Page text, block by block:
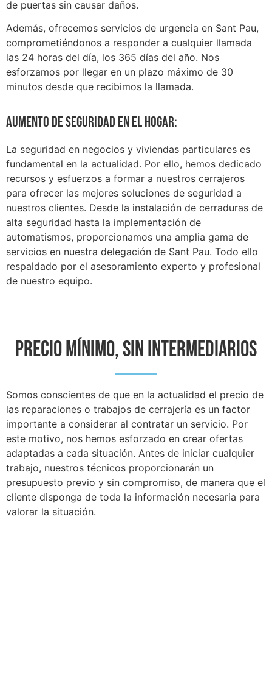
de puertas sin causar daños.
Además, ofrecemos servicios de urgencia en Sant Pau,
comprometiéndonos a responder a cualquier llamada
las 24 horas del día, los 365 días del año. Nos
esforzamos por llegar en un plazo máximo de 30
minutos desde que recibimos la llamada.
Aumento de seguridad en el hogar:
La seguridad en negocios y viviendas particulares es
fundamental en la actualidad. Por ello, hemos dedicado
recursos y esfuerzos a formar a nuestros cerrajeros
para ofrecer las mejores soluciones de seguridad a
nuestros clientes. Desde la instalación de cerraduras de
alta seguridad hasta la implementación de
automatismos, proporcionamos una amplia gama de
servicios en nuestra delegación de Sant Pau. Todo ello
respaldado por el asesoramiento experto y profesional
de nuestro equipo.
PRECIO MÍNIMO, SIN INTERMEDIARIOS
Somos conscientes de que en la actualidad el precio de
las reparaciones o trabajos de cerrajería es un factor
importante a considerar al contratar un servicio. Por
este motivo, nos hemos esforzado en crear ofertas
adaptadas a cada situación. Antes de iniciar cualquier
trabajo, nuestros técnicos proporcionarán un
presupuesto previo y sin compromiso, de manera que el
cliente disponga de toda la información necesaria para
valorar la situación.